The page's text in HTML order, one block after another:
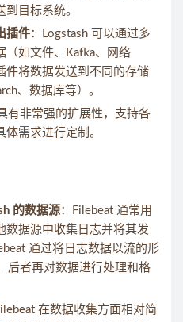
目标系统。
插件：Logstash 可以通过多
（如文件、Kafka、网络
件将数据发送到不同的存储
、数据库等）。
有非常强的扩展性，支持各
需求进行定制。
的数据源：Filebeat 通常用
数据源中收集日志并将其发
通过将日志数据以流的形
后者再对数据进行处理和格
在数据收集方面相对简